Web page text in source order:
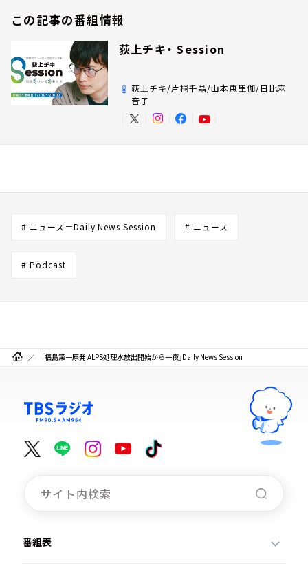
この記事の番組情報
荻上チキ・ Session
荻上チキ/片桐千晶/山本恵里伽/日比麻
音子
# ニュース＝Daily News Session # ニュース
# Podcast
「福島第一原発 ALPS処理水放出開始から一夜」Daily News Session
番組表